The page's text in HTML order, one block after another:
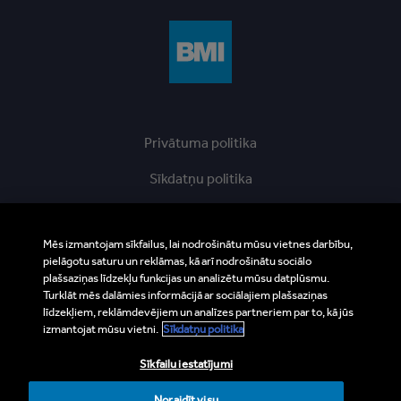
Privātuma politika
Sīkdatņu politika
Impressum
Ētikas karstā līnija
BMI Supplier and Third Party Codes of Conduct
Vietnes karte
Mēs izmantojam sīkfailus, lai nodrošinātu mūsu vietnes darbību,
pielāgotu saturu un reklāmas, kā arī nodrošinātu sociālo
plašsaziņas līdzekļu funkcijas un analizētu mūsu datplūsmu.
Turklāt mēs dalāmies informācijā ar sociālajiem plašsaziņas
līdzekļiem, reklāmdevējiem un analīzes partneriem par to, kā jūs
izmantojat mūsu vietni. Sīkdatņu politika
Sīkfailu iestatījumi